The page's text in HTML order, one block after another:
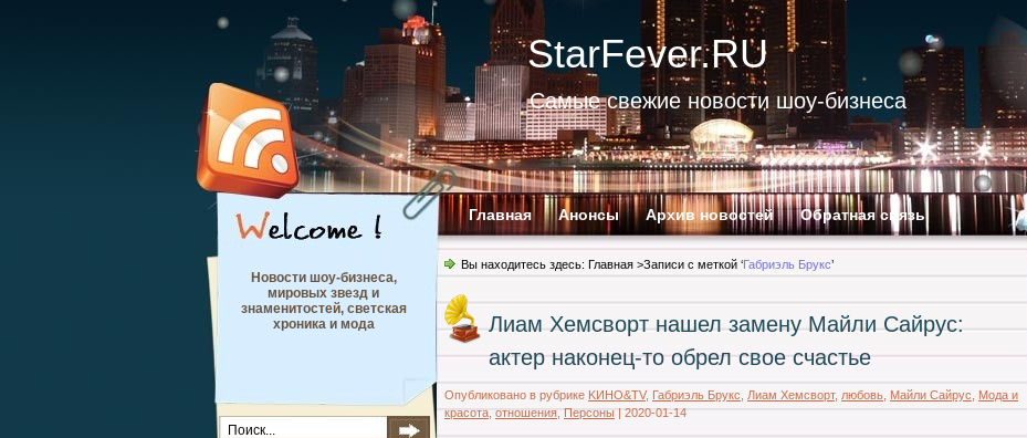
StarFever.RU
Самые свежие новости шоу-бизнеса
Главная Анонсы Архив новостей Обратная связь
Новости шоу-бизнеса,
мировых звезд и
знаменитостей, светская
хроника и мода
Вы находитесь здесь: Главная >Записи с меткой ‘Габриэль Брукс’
Лиам Хемсворт нашел замену Майли Сайрус:
актер наконец-то обрел свое счастье
Опубликовано в рубрике KИНО&TV, Габриэль Брукс Лиам Хемсворт, любовь Майли Сайрус
Мода и
красота отношения Персоны | 2020-01-14